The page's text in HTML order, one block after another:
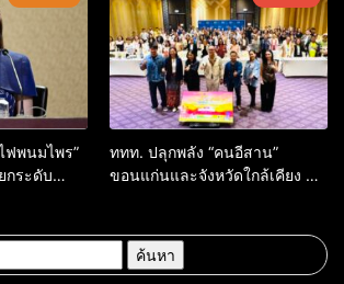
จากทั่วโลก
พนมไพร”
กระดับ
ททท. ปลุกพลัง “คนอีสาน”
ขอนแก่นและจังหวัดใกล้เคียง สู่
คุณค่าสูงอย่างมีความหมาย